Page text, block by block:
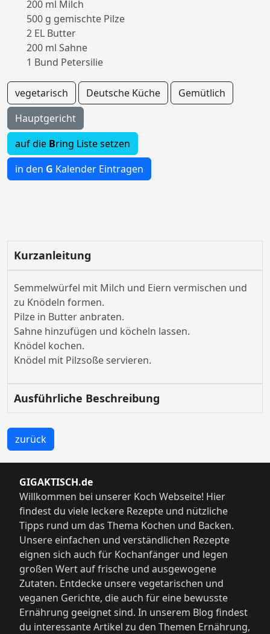
200 ml Milch
500 g gemischte Pilze
2 EL Butter
200 ml Sahne
1 Bund Petersilie
vegetarisch Deutsche Küche
Gemütlich
Hauptgericht
auf die Bring Liste setzen
in den G Kalender Eintragen
Kurzanleitung
Semmelwürfel mit Milch und Eiern vermischen und
zu Knödeln formen.
Pilze in Butter anbraten.
Sahne hinzufügen und köcheln lassen.
Knödel kochen.
Knödel mit Pilzsoße servieren.
Ausführliche Beschreibung
zurück
GIGAKTISCH.de
Willkommen bei unserer Koch Webseite! Hier
findest du viele leckere Rezepte und nützliche
Tipps rund um das Thema Kochen und Backen.
Unsere einfachen und verständlichen Rezepte
eignen sich auch für Kochanfänger und legen
großen Wert auf frische und ausgewogene
Zutaten. Entdecke unsere vegetarischen und
veganen Gerichte, die auch für eine bewusste
Ernährung geeignet sind. In unserem Blog findest
du interessante Artikel zu den Themen Ernährung,